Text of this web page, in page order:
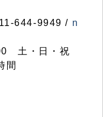
644-9949 / n
00 土・日・祝
間